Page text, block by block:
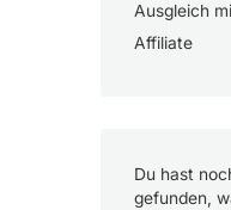
Ausgleich
Affiliate
Du hast
gefunden,